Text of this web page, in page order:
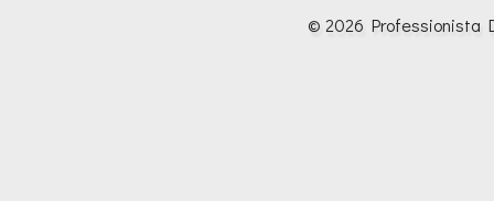
© 2026 Professionista